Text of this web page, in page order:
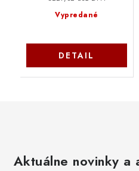
Vypredané
DETAIL
Aktuálne novinky a